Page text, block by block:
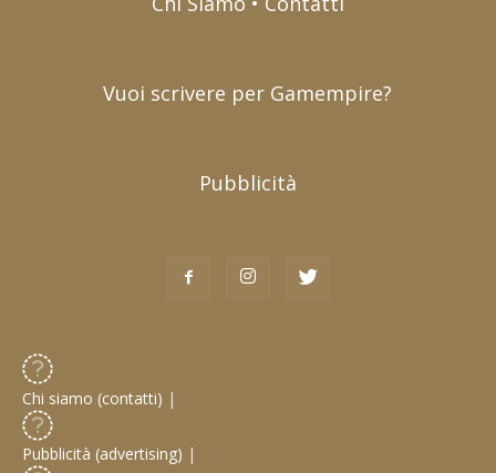
Vuoi scrivere per Gamempire?
Pubblicità
Chi siamo (contatti) |
Pubblicità (advertising) |